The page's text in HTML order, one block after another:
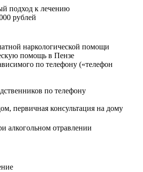
подход к лечению
рублей
помощь в Пензе
по телефону («телефон
по телефону
первичная консультация на дому
алкогольном отравлении